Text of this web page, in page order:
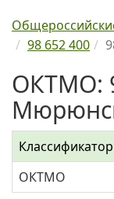
98 652 400
ОКТМО:
Классификатор
ОКТМО